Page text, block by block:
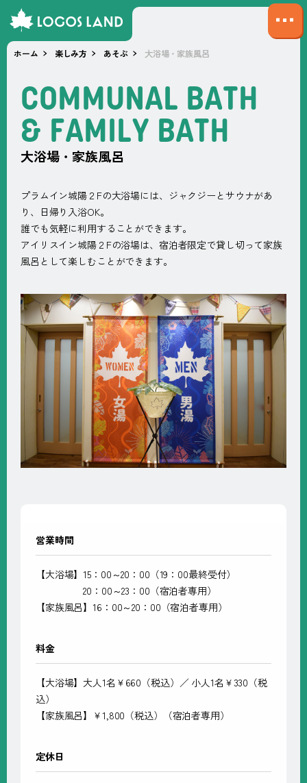
サ
イ
ホーム 楽しみ方 あそぶ ⼤浴場・家族⾵呂
COMMUNAL BATH
& FAMILY BATH
大浴場・家族風呂
プラムイン城陽２Fの大浴場には、ジャクジーとサウナがあ
り、日帰り入浴OK。
誰でも気軽に利用することができます。
アイリスイン城陽２Fの浴場は、宿泊者限定で貸し切って家族
風呂として楽しむことができます。
営業時間
【大浴場】15：00～20：00（19：00最終受付）
20：00～23：00（宿泊者専用）
【家族風呂】16：00～20：00（宿泊者専用）
料金
【大浴場】大人1名￥660（税込）／ 小人1名￥330（税
込）
【家族風呂】￥1,800（税込）（宿泊者専用）
定休日